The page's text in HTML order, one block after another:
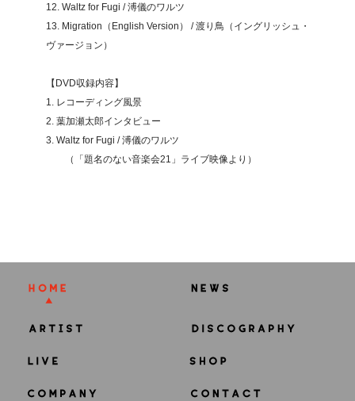
12. Waltz for Fugi / 溥儀のワルツ
13. Migration（English Version） / 渡り鳥（イングリッシュ・
ヴァージョン）
【DVD収録内容】
1. レコーディング風景
2. 葉加瀬太郎インタビュー
3. Waltz for Fugi / 溥儀のワルツ
（「題名のない音楽会21」ライブ映像より）